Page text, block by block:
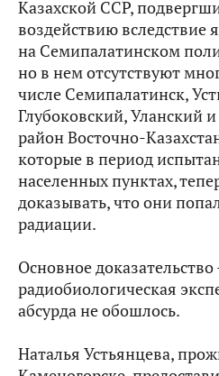
Казахской ССР,
воздействию вследствие
на Семипалатинском
но в нем отсутствуют
числе Семипалатинск,
Глубоковский, Уланский
район Восточно-
которые в период
населенных пунктах,
доказывать, что они
радиации.
Основное доказательство
радиобиологическая
абсурда не обошлось.
Наталья Устьянцева,